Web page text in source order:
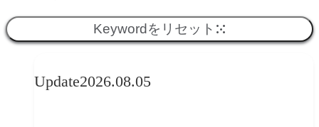
Keywordをリセット
Update2026.08.05